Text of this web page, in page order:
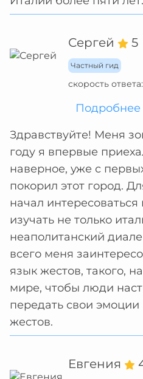
Сергей 5
Частный гид
скорость ответа:
Подробнее
Здравствуйте! Меня
году я впервые
наверное, уже с
покорил этот город.
начал
изучать не только
неаполитанский
всего меня
язык жестов, такого,
мире, чтобы люди
передать свои
жестов.
Евгения